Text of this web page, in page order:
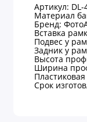
Артикул:
Материал
Бренд:
Вставка
Подвес у
Задник у
Высота
Ширина
Срок